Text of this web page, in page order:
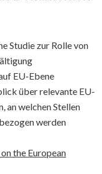
Studie zur Rolle von
EU-Ebene
über relevante EU-
an welchen Stellen
werden
the European